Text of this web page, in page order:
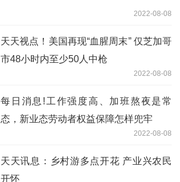
2022-08-08
天天视点！美国再现“血腥周末” 仅芝加哥
市48小时内至少50人中枪
2022-08-08
每日消息!工作强度高、加班熬夜是常
态，新业态劳动者权益保障怎样兜牢
2022-08-08
天天讯息：乡村游多点开花 产业兴农民
开怀